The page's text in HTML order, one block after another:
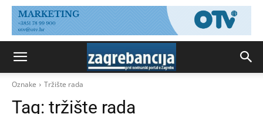
Oznake Tržište rada
Tag: tržište rada